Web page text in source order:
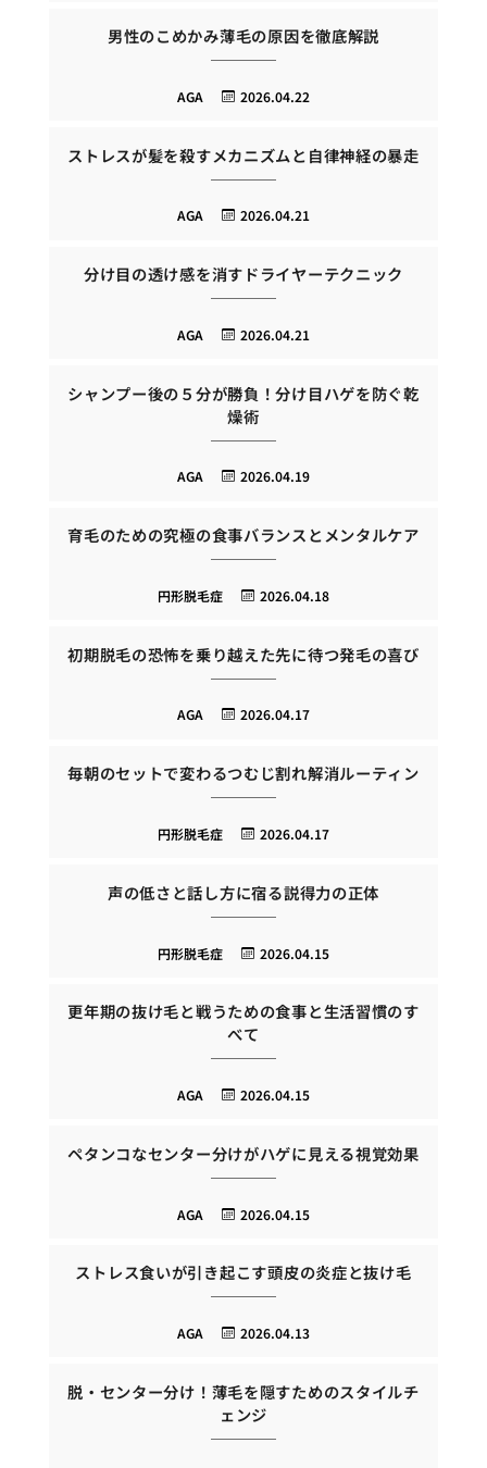
男性のこめかみ薄毛の原因を徹底解説
2026.04.22
AGA
ストレスが髪を殺すメカニズムと自律神経の暴走
2026.04.21
AGA
分け目の透け感を消すドライヤーテクニック
2026.04.21
AGA
シャンプー後の５分が勝負！分け目ハゲを防ぐ乾
燥術
2026.04.19
AGA
育毛のための究極の食事バランスとメンタルケア
2026.04.18
円形脱毛症
初期脱毛の恐怖を乗り越えた先に待つ発毛の喜び
2026.04.17
AGA
毎朝のセットで変わるつむじ割れ解消ルーティン
2026.04.17
円形脱毛症
声の低さと話し方に宿る説得力の正体
2026.04.15
円形脱毛症
更年期の抜け毛と戦うための食事と生活習慣のす
べて
2026.04.15
AGA
ペタンコなセンター分けがハゲに見える視覚効果
2026.04.15
AGA
ストレス食いが引き起こす頭皮の炎症と抜け毛
2026.04.13
AGA
脱・センター分け！薄毛を隠すためのスタイルチ
ェンジ